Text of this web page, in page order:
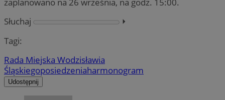
zaplanowano na 26 września, na godz. 15:00.
Słuchaj
⏵︎
Tagi:
Rada Miejska Wodzisławia
Śląskiegoposiedzeniaharmonogram
Udostępnij